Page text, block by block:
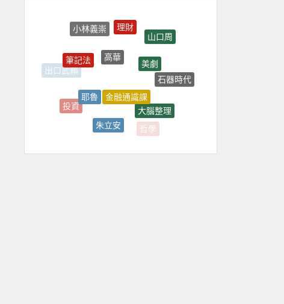
小林義崇
理財
山口周
出口武賴
筆記法
石器時代
投資
大腦整理
哲學
經濟學
朱立安